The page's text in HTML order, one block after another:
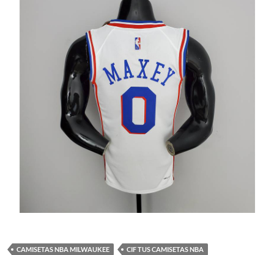
CAMISETAS NBA MILWAUKEE CIF TUS CAMISETAS NBA